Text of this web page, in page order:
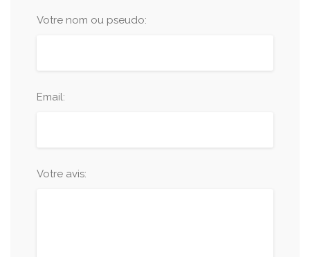
Votre nom ou pseudo:
Email:
Votre avis: